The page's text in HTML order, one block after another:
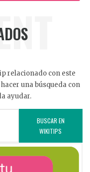
relacionado con este
una búsqueda con
ayudar.
BUSCAR EN
WIKITIPS